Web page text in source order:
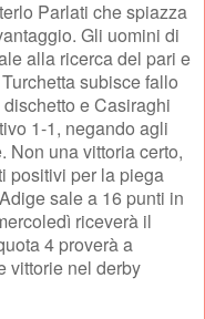
Parlati che spiazza
Gli uomini di
alla ricerca del pari e
subisce fallo
e Casiraghi
1-1, negando agli
Non una vittoria certo,
positivi per la piega
sale a 16 punti in
riceverà il
4 proverà a
vittorie nel derby